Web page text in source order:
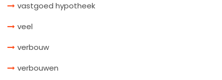
vastgoed hypotheek
veel
verbouw
verbouwen